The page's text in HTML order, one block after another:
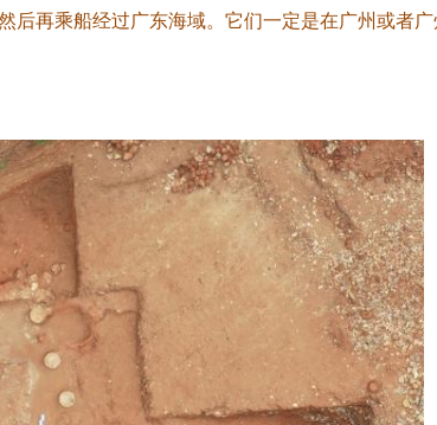
后再乘船经过广东海域。它们一定是在广州或者